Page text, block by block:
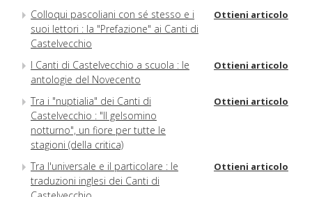
Colloqui pascoliani con sé stesso e i
suoi lettori : la "Prefazione" ai Canti di
Castelvecchio
Ottieni articolo
I Canti di Castelvecchio a scuola : le
antologie del Novecento
Ottieni articolo
Tra i "nuptialia" dei Canti di
Castelvecchio : "Il gelsomino
notturno", un fiore per tutte le
stagioni (della critica)
Ottieni articolo
Tra l'universale e il particolare : le
traduzioni inglesi dei Canti di
Ottieni articolo